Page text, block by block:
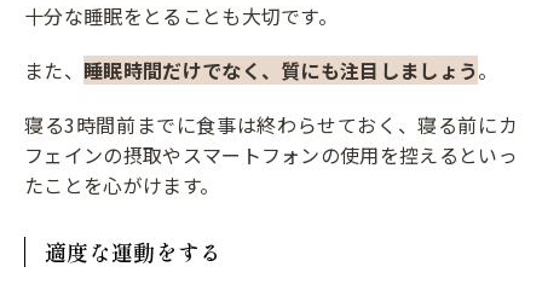
十分な睡眠をとることも大切です。
また、 睡眠時間だけでなく、質にも注目しましょう。
寝る3時間前までに食事は終わらせておく、寝る前にカ
フェインの摂取やスマートフォンの使用を控えるといっ
たことを心がけます。
適度な運動をする